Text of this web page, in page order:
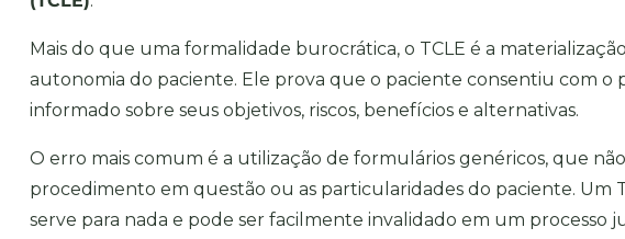
Mais do que uma formalidade burocrática, o TCLE é a
autonomia do paciente. Ele prova que o paciente consentiu com
informado sobre seus objetivos, riscos, benefícios e alternativas.
O erro mais comum é a utilização de formulários genéricos, que
procedimento em questão ou as particularidades do paciente. Um
serve para nada e pode ser facilmente invalidado em um processo